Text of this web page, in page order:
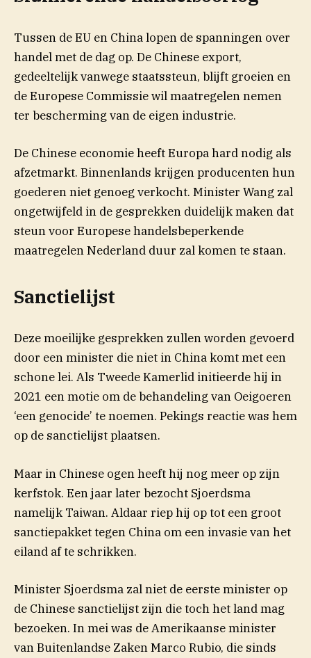
Tussen de EU en China lopen de spanningen over
handel met de dag op. De Chinese export,
gedeeltelijk vanwege staatssteun, blijft groeien en
de Europese Commissie wil maatregelen nemen
ter bescherming van de eigen industrie.
De Chinese economie heeft Europa hard nodig als
afzetmarkt. Binnenlands krijgen producenten hun
goederen niet genoeg verkocht. Minister Wang zal
ongetwijfeld in de gesprekken duidelijk maken dat
steun voor Europese handelsbeperkende
maatregelen Nederland duur zal komen te staan.
Sanctielijst
Deze moeilijke gesprekken zullen worden gevoerd
door een minister die niet in China komt met een
schone lei. Als Tweede Kamerlid initieerde hij in
2021 een motie om de behandeling van Oeigoeren
‘een genocide’ te noemen. Pekings reactie was hem
op de sanctielijst plaatsen.
Maar in Chinese ogen heeft hij nog meer op zijn
kerfstok. Een jaar later bezocht Sjoerdsma
namelijk Taiwan. Aldaar riep hij op tot een groot
sanctiepakket tegen China om een invasie van het
eiland af te schrikken.
Minister Sjoerdsma zal niet de eerste minister op
de Chinese sanctielijst zijn die toch het land mag
bezoeken. In mei was de Amerikaanse minister
van Buitenlandse Zaken Marco Rubio, die sinds